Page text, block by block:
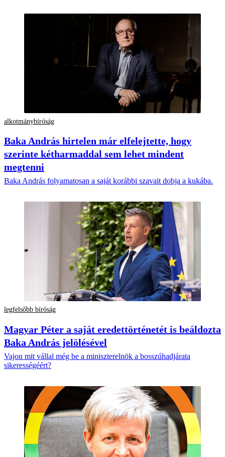
alkotmánybíróság
Baka András hirtelen már elfelejtette, hogy
szerinte kétharmaddal sem lehet mindent
megtenni
Baka András folyamatosan a saját korábbi szavait dobja a kukába.
legfelsőbb bíróság
Magyar Péter a saját eredettörténetét is beáldozta
Baka András jelölésével
Vajon mit vállal még be a miniszterelnök a bosszúhadjárata
sikerességéért?